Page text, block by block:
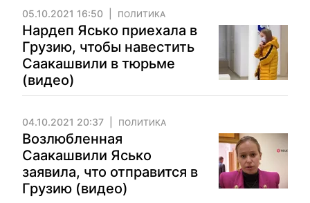
05.10.2021 16:50 ПОЛИТИКА
Нардеп Ясько приехала в
Грузию, чтобы навестить
Саакашвили в тюрьме
(видео)
04.10.2021 20:37 ПОЛИТИКА
Возлюбленная
Саакашвили Ясько
заявила, что отправится в
Грузию (видео)